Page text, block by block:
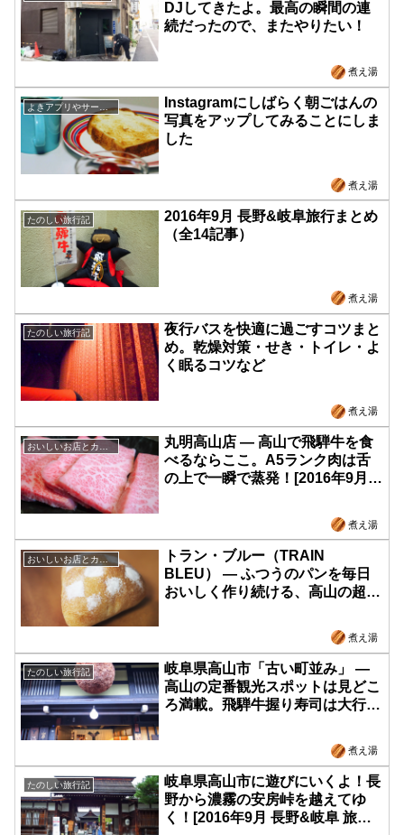
DJしてきたよ。最高の瞬間の連
続だったので、またやりたい！
煮え湯
よきアプリやサービス紹介
Instagramにしばらく朝ごはんの
写真をアップしてみることにしま
した
煮え湯
たのしい旅行記
2016年9月 長野&岐阜旅行まとめ
（全14記事）
煮え湯
たのしい旅行記
夜行バスを快適に過ごすコツまと
め。乾燥対策・せき・トイレ・よ
く眠るコツなど
煮え湯
丸明高山店 ― 高山で飛騨牛を食
べるならここ。A5ランク肉は舌
の上で一瞬で蒸発！[2016年9月
煮え湯
おいしいお店とカフェ
トラン・ブルー（TRAIN
BLEU） ― ふつうのパンを毎日
おいしく作り続ける、高山の超人
煮え湯
たのしい旅行記
岐阜県高山市「古い町並み」 ―
高山の定番観光スポットは見どこ
ろ満載。飛騨牛握り寿司は大行
煮え湯
たのしい旅行記
岐阜県高山市に遊びにいくよ！長
野から濃霧の安房峠を越えてゆ
く！[2016年9月 長野&岐阜 旅行